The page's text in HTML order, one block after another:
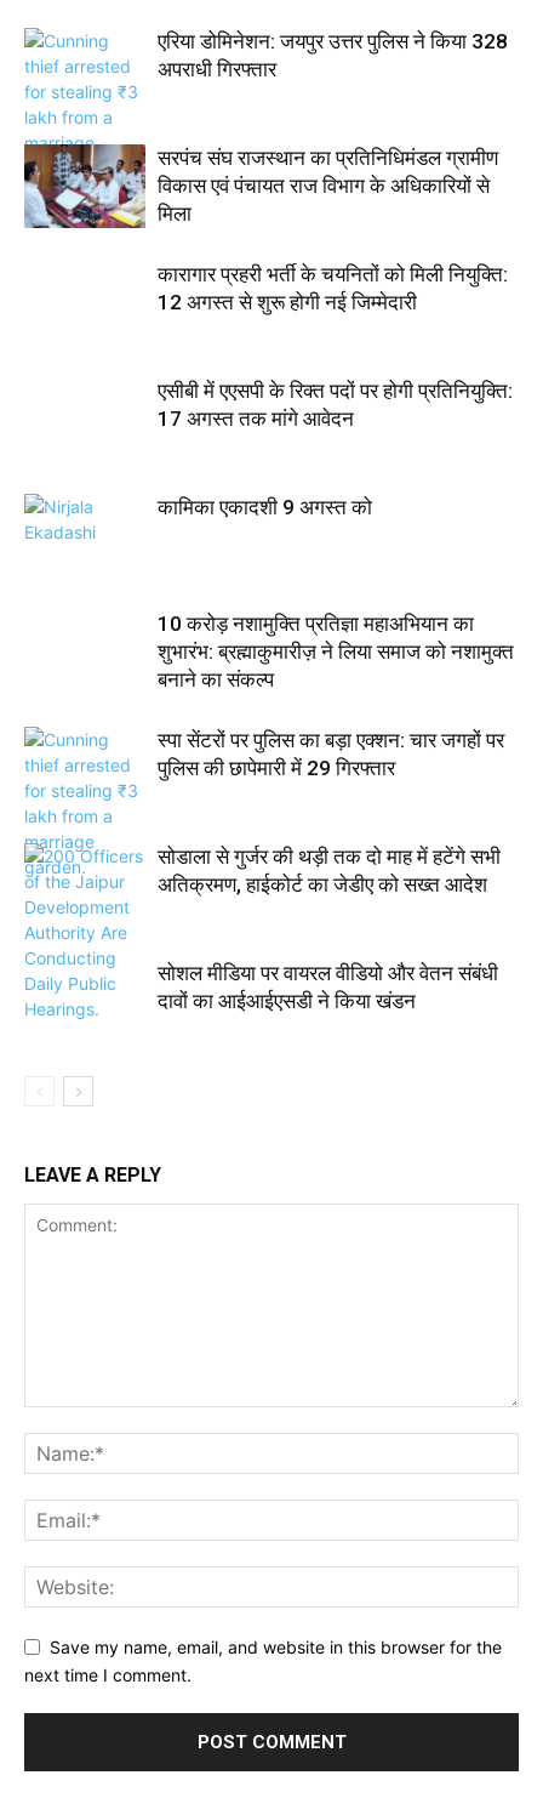
एरिया डोमिनेशन: जयपुर उत्तर पुलिस ने किया 328
अपराधी गिरफ्तार
सरपंच संघ राजस्थान का प्रतिनिधिमंडल ग्रामीण
विकास एवं पंचायत राज विभाग के अधिकारियों से
मिला
कारागार प्रहरी भर्ती के चयनितों को मिली नियुक्ति:
12 अगस्त से शुरू होगी नई जिम्मेदारी
एसीबी में एएसपी के रिक्त पदों पर होगी प्रतिनियुक्ति:
17 अगस्त तक मांगे आवेदन
कामिका एकादशी 9 अगस्त को
10 करोड़ नशामुक्ति प्रतिज्ञा महाअभियान का
शुभारंभ: ब्रह्माकुमारीज़ ने लिया समाज को नशामुक्त
बनाने का संकल्प
स्पा सेंटरों पर पुलिस का बड़ा एक्शन: चार जगहों पर
पुलिस की छापेमारी में 29 गिरफ्तार
सोडाला से गुर्जर की थड़ी तक दो माह में हटेंगे सभी
अतिक्रमण, हाईकोर्ट का जेडीए को सख्त आदेश
सोशल मीडिया पर वायरल वीडियो और वेतन संबंधी
दावों का आईआईएसडी ने किया खंडन
LEAVE A REPLY
Save my name, email, and website in this browser for the
next time I comment.